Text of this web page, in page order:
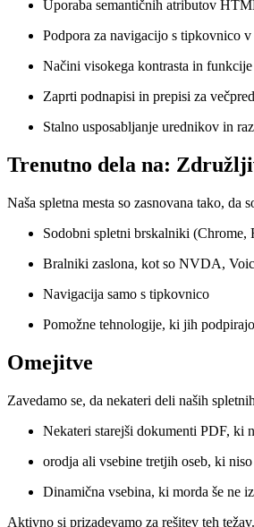
Uporaba semantičnih atributov
Podpora za navigacijo s tipkovnico
Načini visokega kontrasta in
Zaprti podnapisi in prepisi za
Stalno usposabljanje urednikov in
Trenutno dela na:
Naša spletna mesta so zasnovana tako, da
Sodobni spletni brskalniki (Chrome,
Bralniki zaslona, kot so NVDA,
Navigacija samo s tipkovnico
Pomožne tehnologije, ki jih
Omejitve
Zavedamo se, da nekateri deli naših
Nekateri starejši dokumenti PDF, ki
orodja ali vsebine tretjih oseb, ki
Dinamična vsebina, ki morda še ne
Aktivno si prizadevamo za rešitev teh